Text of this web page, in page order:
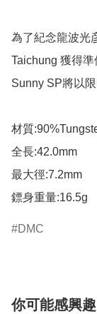
為了紀念龍波光
Taichung 獲得準
Sunny SP將以
材質
全長:42.0mm
最大徑:7.2mm
鏢身重量:16.5g
DMC
你可能感興